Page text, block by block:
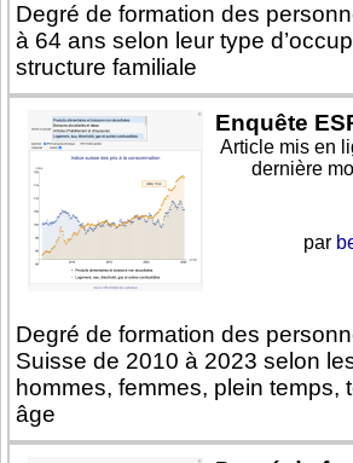
Degré de formation des
à 64 ans selon leur type
structure familiale
Enquête
Degré de formation des
Suisse de 2010 à 2023 selon
hommes, femmes, plein temps,
âge
Article mis en
dernière
par